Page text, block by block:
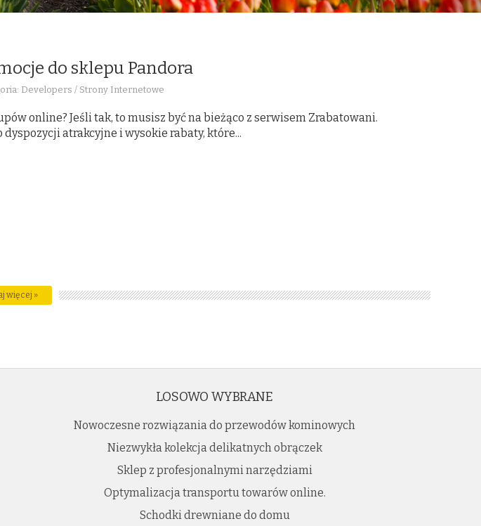
do sklepu Pandora
Developers / Strony Internetowe
online? Jeśli tak, to musisz być na bieżąco z serwisem Zrabatowani.
dyspozycji atrakcyjne i wysokie rabaty, które...
więcej »
LOSOWO WYBRANE
Nowoczesne rozwiązania do przewodów kominowych
Niezwykła kolekcja delikatnych obrączek
Sklep z profesjonalnymi narzędziami
Optymalizacja transportu towarów online.
Schodki drewniane do domu